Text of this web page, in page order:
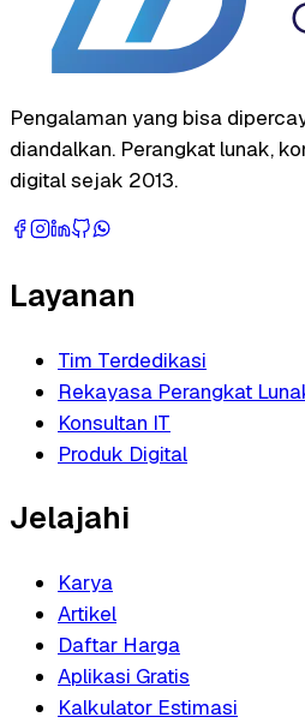
Pengalaman yang bisa
diandalkan. Perangkat lunak,
digital sejak 2013.
Layanan
Tim Terdedikasi
Rekayasa Perangkat
Konsultan IT
Produk Digital
Jelajahi
Karya
Artikel
Daftar Harga
Aplikasi Gratis
Kalkulator Estimasi